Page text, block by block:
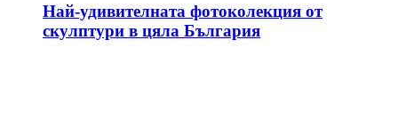
Най-удивителната фотоколекция от
скулптури в цяла България